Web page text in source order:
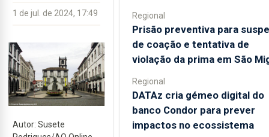
1 de jul. de 2024, 17:49
Autor: Susete
Regional
Prisão preventiva para
de coação e tentativa de
violação da prima em São
Regional
DATAz cria gémeo digital do
banco Condor para prever
impactos no ecossistema